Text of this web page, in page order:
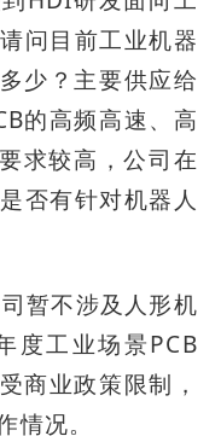
问目前工业机器
少？主要供应给
的高频高速、高
求较高，公司在
否有针对机器人
暂不涉及人形机
度工业场景PCB
商业政策限制，
情况。